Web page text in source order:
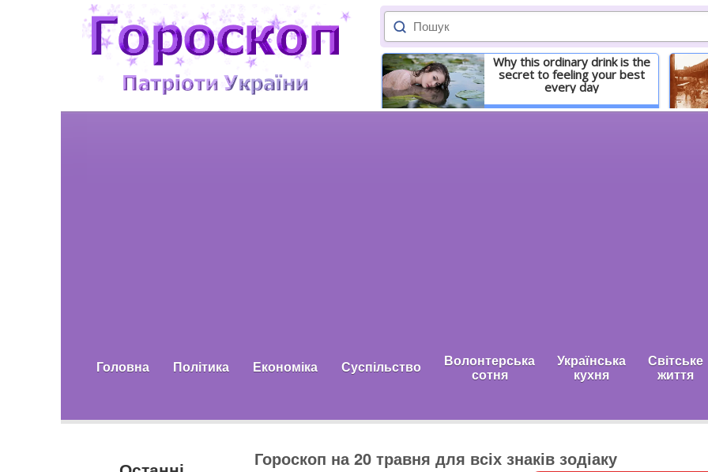
Why this ordinary drink is the
secret to feeling your best
every day
Детальніше
Головна Політика Економіка Суспільство Волонтерська
сотня
Українська
кухня
Світське
життя
Гороскоп на 20 травня для всіх знаків зодіаку